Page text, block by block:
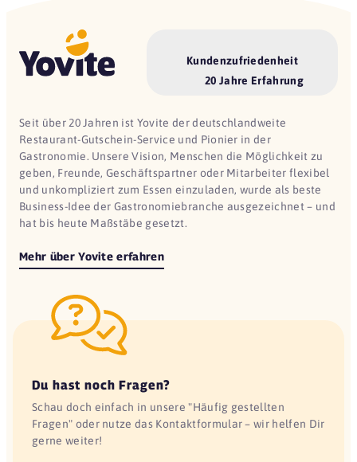
Kundenzufriedenheit
20 Jahre Erfahrung
Seit über 20 Jahren ist Yovite der deutschlandweite
Restaurant-Gutschein-Service und Pionier in der
Gastronomie. Unsere Vision, Menschen die Möglichkeit zu
geben, Freunde, Geschäftspartner oder Mitarbeiter flexibel
und unkompliziert zum Essen einzuladen, wurde als beste
Business-Idee der Gastronomiebranche ausgezeichnet – und
hat bis heute Maßstäbe gesetzt.
Mehr über Yovite erfahren
Du hast noch Fragen?
Schau doch einfach in unsere "Häufig gestellten
Fragen" oder nutze das Kontaktformular – wir helfen Dir
gerne weiter!